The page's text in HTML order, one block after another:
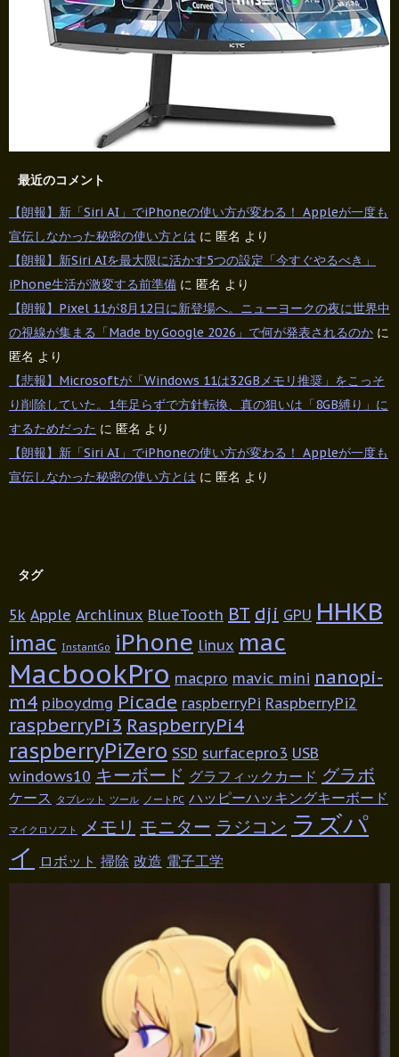
最近のコメント
【朗報】新「Siri AI」でiPhoneの使い方が変わる！ Appleが一度も
宣伝しなかった秘密の使い方とは に 匿名 より
【朗報】新Siri AIを最大限に活かす5つの設定「今すぐやるべき」
iPhone生活が激変する前準備 に 匿名 より
【朗報】Pixel 11が8月12日に新登場へ。ニューヨークの夜に世界中
の視線が集まる「Made by Google 2026」で何が発表されるのか に
匿名 より
【悲報】Microsoftが「Windows 11は32GBメモリ推奨」をこっそ
り削除していた。1年足らずで方針転換、真の狙いは「8GB縛り」に
するためだった に 匿名 より
【朗報】新「Siri AI」でiPhoneの使い方が変わる！ Appleが一度も
宣伝しなかった秘密の使い方とは に 匿名 より
タグ
5k Apple Archlinux BlueTooth BT dji GPU HHKB
imac InstantGo iPhone linux mac
MacbookPro macpro mavic mini nanopi-
m4 piboydmg Picade raspberryPi RaspberryPi2
raspberryPi3 RaspberryPi4
raspberryPiZero SSD surfacepro3 USB
windows10 キーボード グラフィックカード グラボ
ケース タブレット ツール ノートPC ハッピーハッキングキーボード
マイクロソフト メモリ モニター ラジコン ラズパ
イ
ロボット 掃除 改造 電子工学